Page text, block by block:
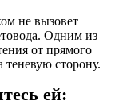
не вызовет
Одним из
от прямого
теневую сторону.
ей: